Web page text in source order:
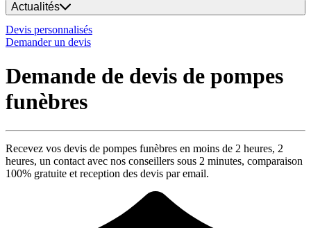
Actualités
Devis personnalisés
Demander un devis
Demande de devis de pompes
funèbres
Recevez vos devis de pompes funèbres en moins de 2 heures, 2
heures, un contact avec nos conseillers sous 2 minutes, comparaison
100% gratuite et reception des devis par email.